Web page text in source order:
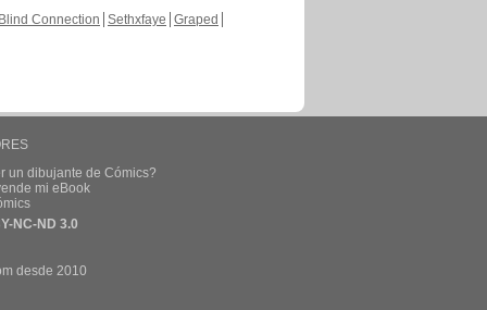
Blind Connection Sethxfaye Graped
un dibujante de Cómics?
mi eBook
NC-ND 3.0
desde 2010